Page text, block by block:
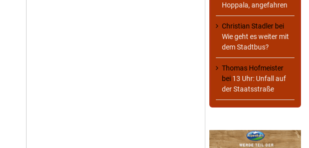
Hoppala, angefahren
Christian Stadler bei
Wie geht es weiter mit
dem Stadtbus?
Thomas Hofmeister
bei 13 Uhr: Unfall auf
der Staatsstraße